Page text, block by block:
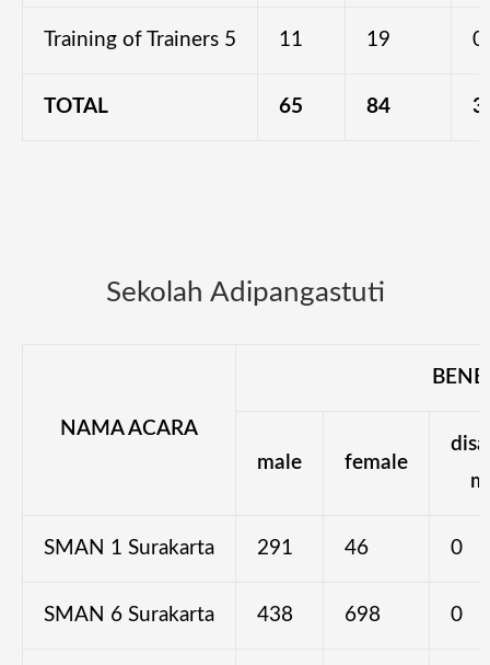
Training of Trainers 5 11 19 0
TOTAL 65 84 3
Sekolah Adipangastuti
NAMA ACARA
male female
SMAN 1 Surakarta 291 46 0
SMAN 6 Surakarta 438 698 0